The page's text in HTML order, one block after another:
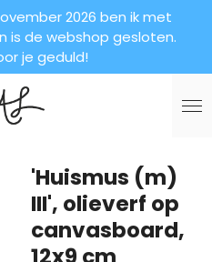
2026 ben ik met
is de webshop gesloten.
je geduld!
'Huismus (m)
III', olieverf op
canvasboard,